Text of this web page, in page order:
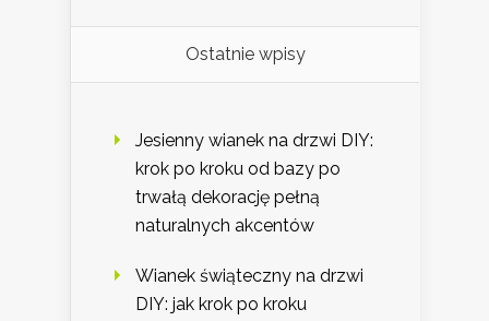
Ostatnie wpisy
Jesienny wianek na drzwi DIY:
krok po kroku od bazy po
trwałą dekorację pełną
naturalnych akcentów
Wianek świąteczny na drzwi
DIY: jak krok po kroku